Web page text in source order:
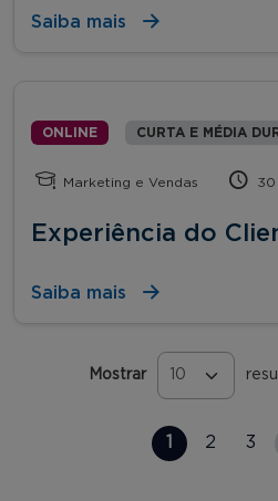
Saiba mais
ONLINE CURTA E MÉDIA
Marketing e Vendas 30
Experiência do
Saiba mais
Mostrar
1 2 3